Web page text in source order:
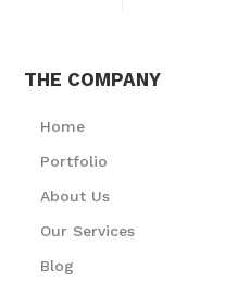
THE COMPANY
Home
Portfolio
About Us
Our Services
Blog